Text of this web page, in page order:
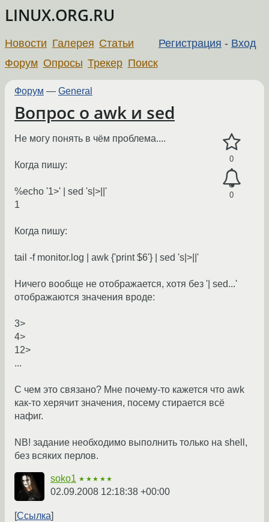
LINUX.ORG.RU
Регистрация - Вход
Новости Галерея Статьи
Форум Опросы Трекер Поиск
Форум — General
Вопрос о awk и sed
0
0
Не могу понять в чём проблема....
Когда пишу:
%echo '1>' | sed 's|>||'
1
Когда пишу:
tail -f monitor.log | awk {'print $6'} | sed 's|>||'
Ничего вообще не отображается, хотя без '| sed...'
отображаются значения вроде:
3>
4>
12>
...
С чем это связано? Мне почему-то кажется что awk
как-то херячит значения, посему стирается всё
нафиг.
NB! задание необходимо выполнить только на shell,
без всяких перлов.
soko1 ★★★★★
02.09.2008 12:18:38 +00:00
Ссылка